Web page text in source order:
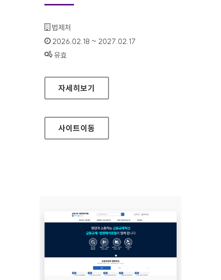
기관명 :
법제처
인증기간 :
2026.02.18 ~ 2027.02.17
상태 :
유효
법제처 대표
자세히보기
사이트이동